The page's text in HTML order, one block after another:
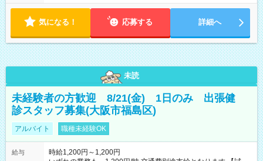
気になる！ 応募する 詳細へ
未読
未経験者の方歓迎 8/21(金) 1日のみ 出張健
診スタッフ募集(大阪市福島区)
アルバイト 職種未経験OK
給与
時給1,200円～1,200円